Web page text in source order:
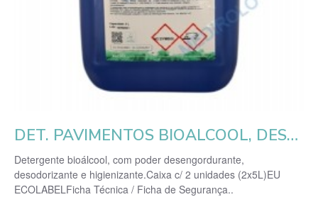
DET. PAVIMENTOS BIOALCOOL, DESENG. HIG. SELECTA GREEN 5L
Detergente bioálcool, com poder desengordurante,
desodorizante e higienizante.Caixa c/ 2 unidades (2x5L)EU
ECOLABELFicha Técnica / Ficha de Segurança..